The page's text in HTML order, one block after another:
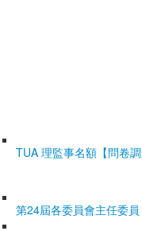
TUA 理監事名額【問卷
第24屆各委員會主任委員